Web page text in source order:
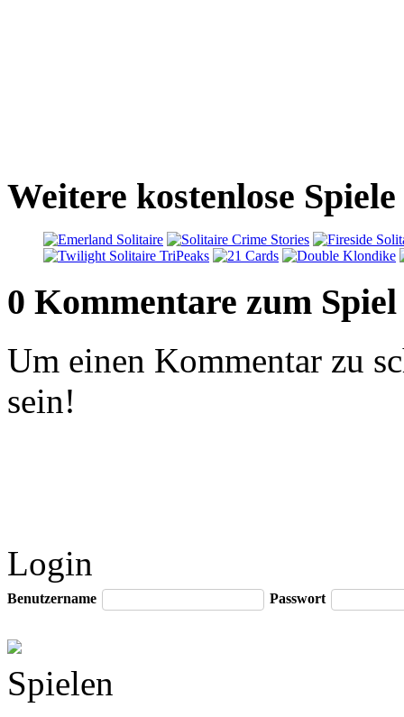
Weitere kostenlose
0 Kommentare zum Spiel
Um einen Kommentar zu
sein!
Login
Benutzername Passwort
Spielen